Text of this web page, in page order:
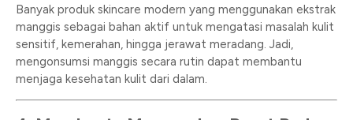
Banyak produk skincare modern yang menggunakan ekstrak
manggis sebagai bahan aktif untuk mengatasi masalah kulit
sensitif, kemerahan, hingga jerawat meradang. Jadi,
mengonsumsi manggis secara rutin dapat membantu
menjaga kesehatan kulit dari dalam.